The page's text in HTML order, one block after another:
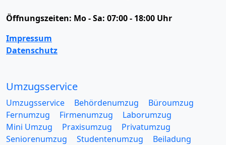
Öffnungszeiten: Mo - Sa: 07:00 - 18:00 Uhr
Impressum
Datenschutz
Umzugsservice
Umzugsservice Behördenumzug
Büroumzug
Fernumzug
Firmenumzug
Laborumzug
Mini Umzug
Praxisumzug
Privatumzug
Seniorenumzug
Studentenumzug
Beiladung